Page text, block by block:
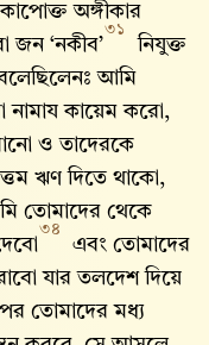
অঙ্গীকার
জন ‘নকীব’
৩১
নিযুক্ত
আমি
নামায কায়েম করো,
ও তাদেরকে
ঋণ দিতে থাকো,
তোমাদের থেকে
৩৪
এবং তোমাদের
যার তলদেশ দিয়ে
তোমাদের মধ্য